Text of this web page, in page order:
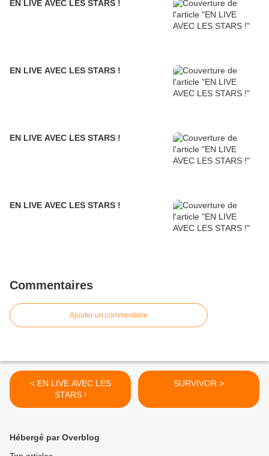
EN LIVE AVEC LES STARS !
EN LIVE AVEC LES STARS !
EN LIVE AVEC LES STARS !
EN LIVE AVEC LES STARS !
Commentaires
Ajouter un commentaire
< EN LIVE AVEC LES
STARS !
SURVIVOR >
Hébergé par Overblog